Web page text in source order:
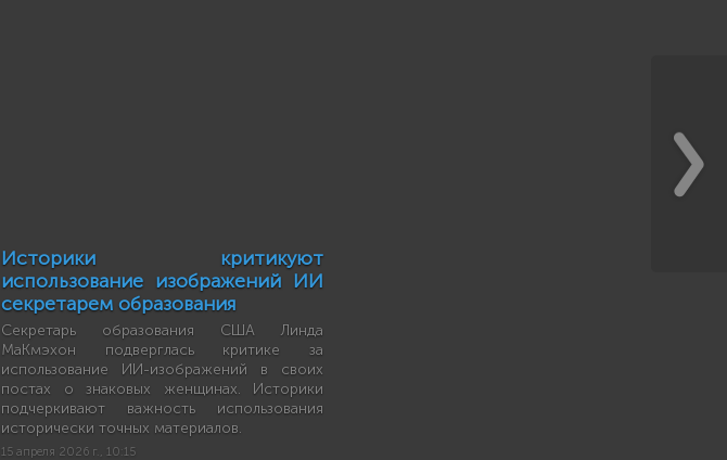
Историки критикуют
использование изображений ИИ
секретарем образования
Секретарь образования США Линда
МаКмэхон подверглась критике за
использование ИИ-изображений в своих
постах о знаковых женщинах. Историки
подчеркивают важность использования
исторически точных материалов.
15 апреля 2026 г., 10:15